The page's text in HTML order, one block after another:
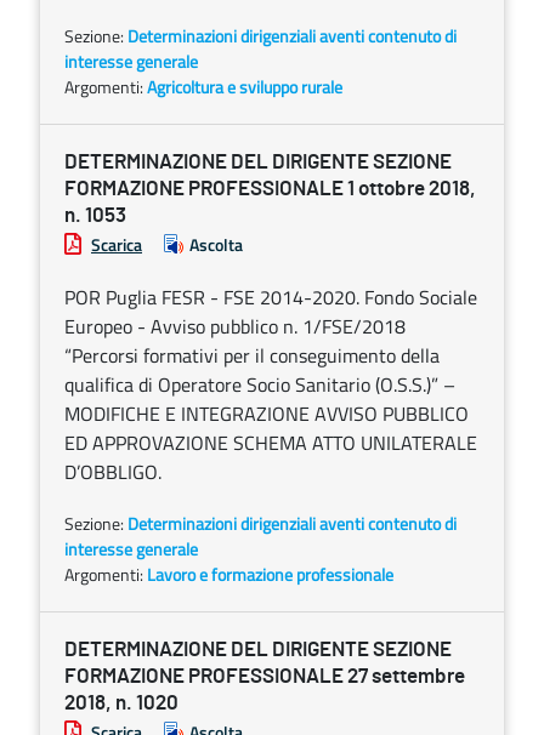
Sezione: Determinazioni dirigenziali aventi contenuto di
interesse generale
Argomenti:Agricoltura e sviluppo rurale
DETERMINAZIONE DEL DIRIGENTE SEZIONE
FORMAZIONE PROFESSIONALE 1 ottobre 2018,
n. 1053
Scarica Ascolta
POR Puglia FESR - FSE 2014-2020. Fondo Sociale
Europeo - Avviso pubblico n. 1/FSE/2018
“Percorsi formativi per il conseguimento della
qualifica di Operatore Socio Sanitario (O.S.S.)” –
MODIFICHE E INTEGRAZIONE AVVISO PUBBLICO
ED APPROVAZIONE SCHEMA ATTO UNILATERALE
D’OBBLIGO.
Sezione: Determinazioni dirigenziali aventi contenuto di
interesse generale
Argomenti: Lavoro e formazione professionale
DETERMINAZIONE DEL DIRIGENTE SEZIONE
FORMAZIONE PROFESSIONALE 27 settembre
2018, n. 1020